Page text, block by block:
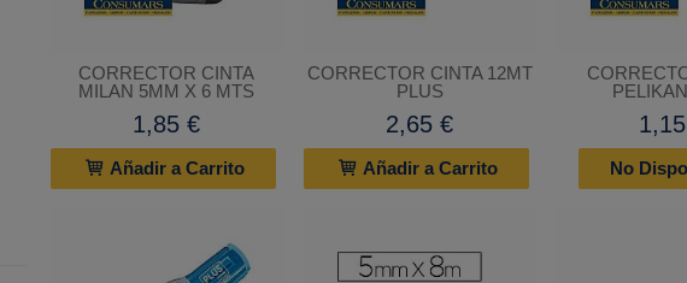
CORRECTOR CINTA
MILAN 5MM X 6 MTS
1,85 €
Añadir a Carrito
CORRECTOR CINTA 12MT
PLUS
2,65 €
Añadir a Carrito No